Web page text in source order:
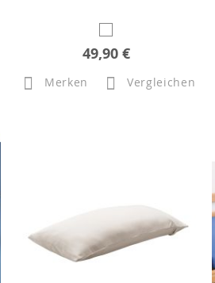
49,90 €
Merken Vergleichen